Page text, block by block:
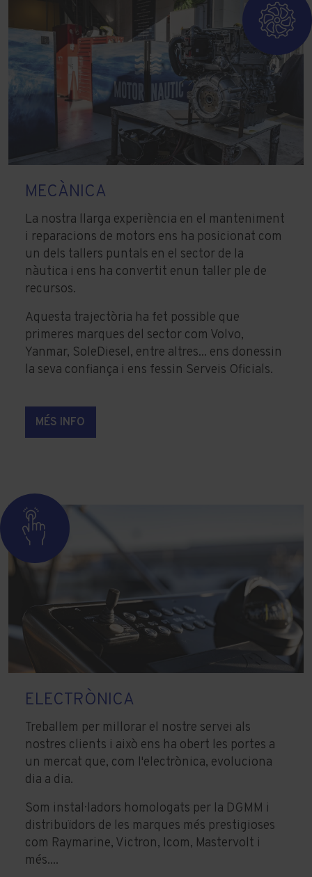
MECÀNICA
La nostra llarga experiència en el manteniment
i reparacions de motors ens ha posicionat com
un dels tallers puntals en el sector de la
nàutica i ens ha convertit enun taller ple de
recursos.
Aquesta trajectòria ha fet possible que
primeres marques del sector com Volvo,
Yanmar, SoleDiesel, entre altres... ens donessin
la seva confiança i ens fessin Serveis Oficials.
MÉS INFO
ELECTRÒNICA
Treballem per millorar el nostre servei als
nostres clients i això ens ha obert les portes a
un mercat que, com l'electrònica, evoluciona
dia a dia.
Som instal·ladors homologats per la DGMM i
distribuïdors de les marques més prestigioses
com Raymarine, Victron, Icom, Mastervolt i
més....